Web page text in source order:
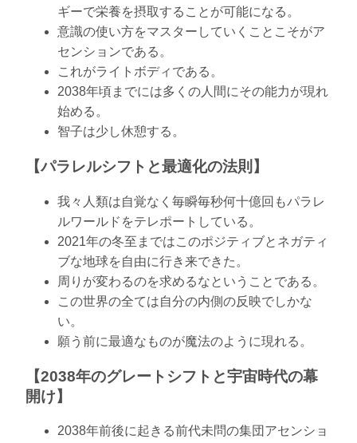
ギーで栄養を摂取することが可能になる。
意識の使い方をマスターしていくことこそがア
センションである。
これがライトボディである。
2038年頃までには多くの人間にその能力が現れ
始める。
智子は少し休憩する。
【パラレルシフトと最適化の法則】
我々人類は自覚なく毎瞬毎秒何十億回もパラレ
ルワールドをテレポートしている。
2021年の冬至まではこのポジティブとネガティ
ブな地球を自由に行き来できた。
周りが変わるのを求めるなということである。
この世界の全ては自分の内側の反映でしかな
い。
願う前に最適なものが魔法のように現れる。
【2038年のグレートシフトと宇宙時代の幕
開け】
2038年前後に起きる前代未問の集団アセンショ